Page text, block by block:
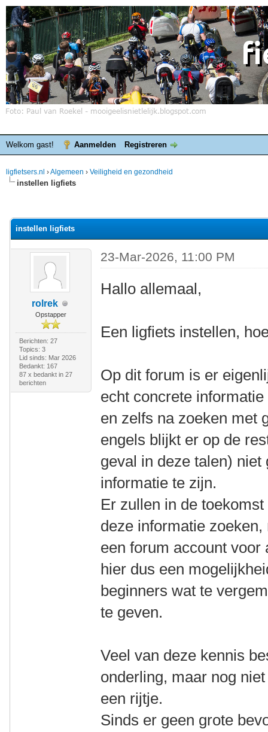
Welkom gast! Aanmelden Registreren
ligfietsers.nl ›Algemeen › Veiligheid en gezondheid
instellen ligfiets
instellen ligfiets
rolrek
Opstapper
Berichten: 27
Topics: 3
Lid sinds: Mar 2026
Bedankt: 167
87 x bedankt in 27
berichten
23-Mar-2026, 11:00 PM
Hallo allemaal,
Een ligfiets instellen,
Op dit forum is er
echt concrete
en zelfs na zoeken met
engels blijkt er op de
geval in deze talen)
informatie te zijn.
Er zullen in de
deze informatie
een forum account
hier dus een
beginners wat te
te geven.
Veel van deze kennis
onderling, maar nog
een rijtje.
Sinds er geen grote